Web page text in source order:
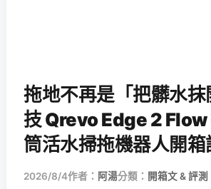
拖地不再是「把髒水
技 Qrevo Edge 2 Flow
筒活水掃拖機器人開箱
2026/8/4作者： 阿湯分類： 開箱文 & 評測